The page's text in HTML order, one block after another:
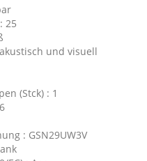
25
und visuell
(Stck) : 1
: GSN29UW3V